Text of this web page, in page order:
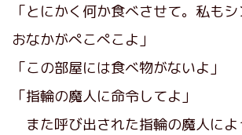
「とにかく何か食べさせて。私もシ
おなかがぺこぺこよ」
「この部屋には食べ物がないよ」
「指輪の魔人に命令してよ」
また呼び出された指輪の魔人によ